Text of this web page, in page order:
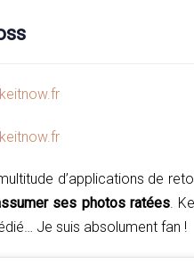
d’applications de
ses photos ratées.
Je suis absolument fan !